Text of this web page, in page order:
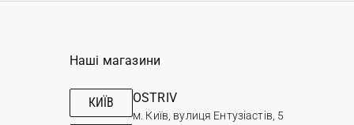
Наші магазини
КИЇВ OSTRIV
м. Київ, вулиця Ентузіастів, 5